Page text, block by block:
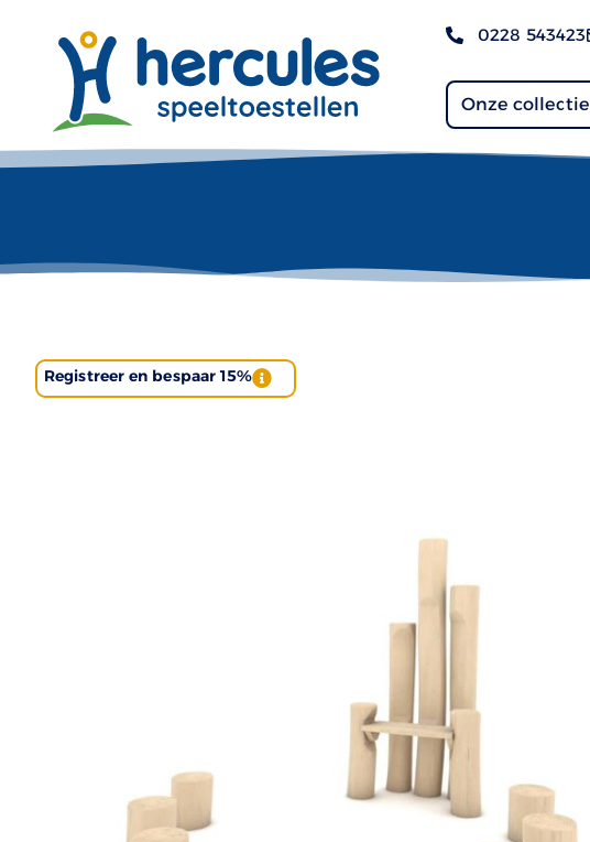
0228 543423
Onze collectie
Registreer en bespaar 15%